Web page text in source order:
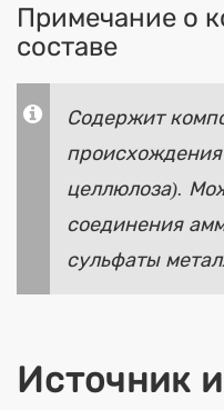
Примечание о
составе
Содержит
целлюлоза).
соединения
сульфаты
Источник